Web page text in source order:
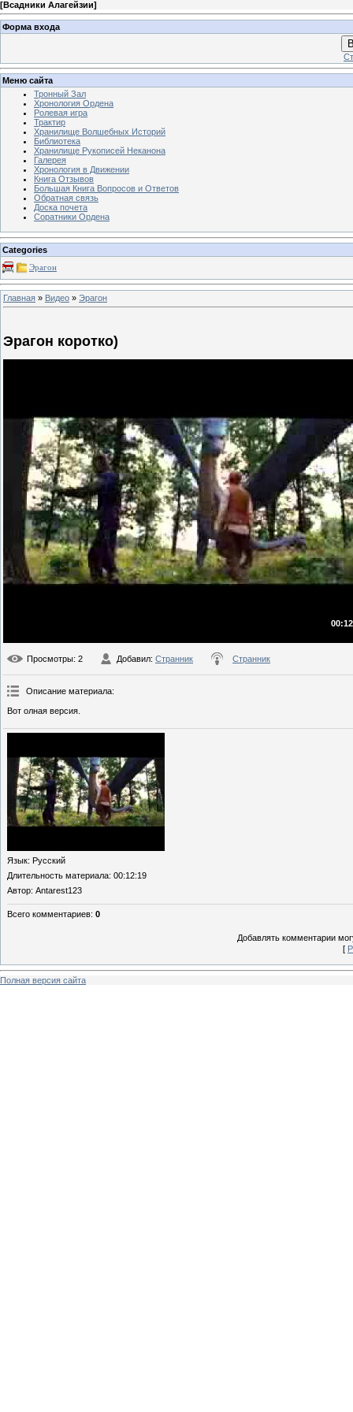
[Всадники Алагейзии]
Форма входа
Меню сайта
Тронный Зал
Хронология Ордена
Ролевая игра
Трактир
Хранилище Волшебных Историй
Библиотека
Хранилище Рукописей Неканона
Галерея
Хронология в Движении
Книга Отзывов
Большая Книга Вопросов и Ответов
Обратная связь
Доска почета
Соратники Ордена
Categories
Эрагон
Главная » Видео » Эрагон
Эрагон коротко)
Просмотры: 2 Добавил: Странник Странник
Описание материала:
Вот олная версия.
Язык: Русский
Длительность материала: 00:12:19
Автор: Antarest123
Всего комментариев: 0
Добавлять комментарии
[
Полная версия сайта